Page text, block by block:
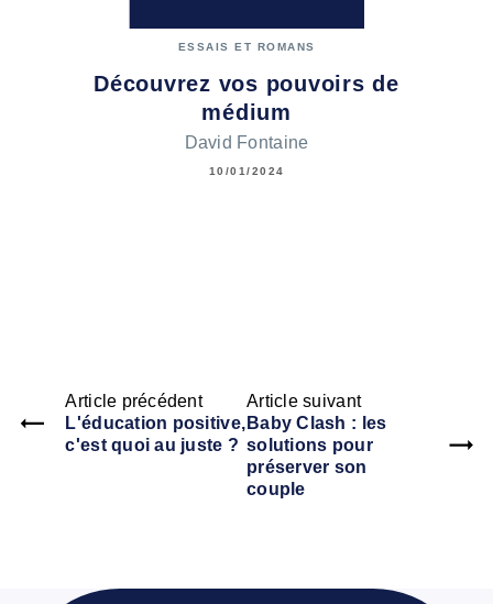
ESSAIS ET ROMANS
Découvrez vos pouvoirs de
médium
David Fontaine
10/01/2024
Article précédent
L'éducation positive,
c'est quoi au juste ?
Article suivant
Baby Clash : les
solutions pour
préserver son
couple